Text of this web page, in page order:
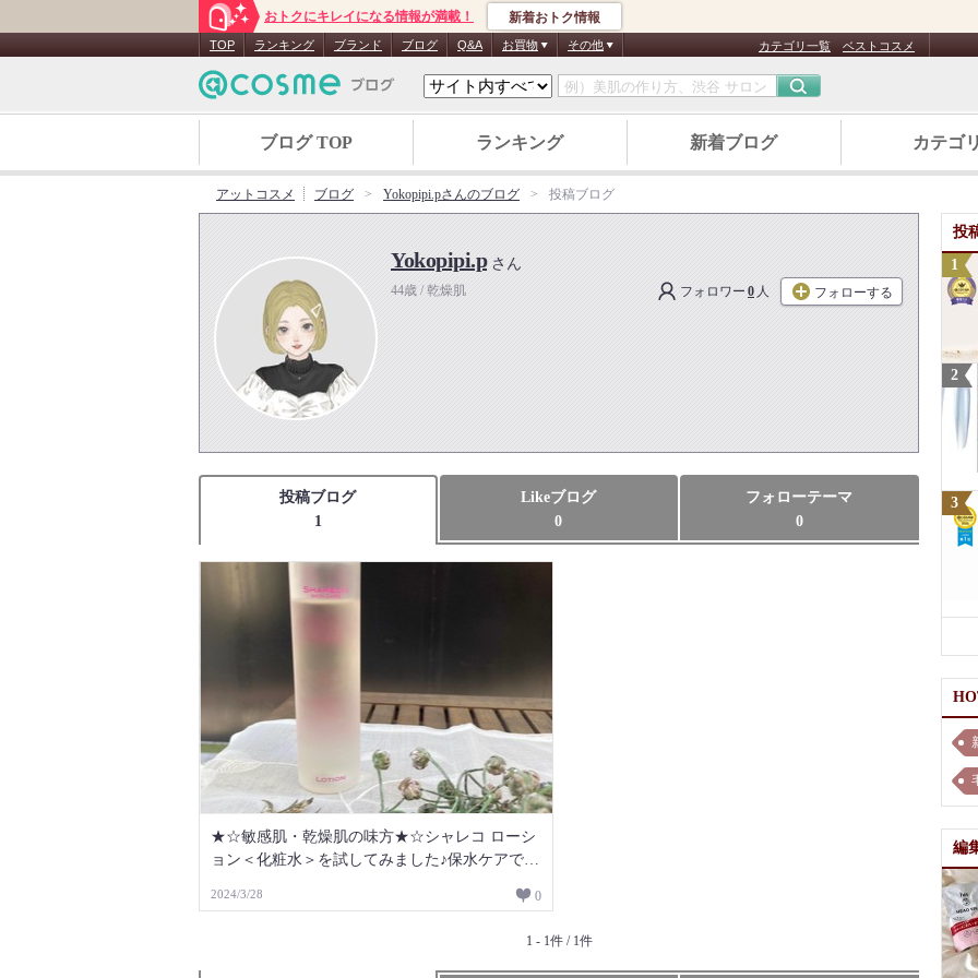
おトクにキレイになる情報が満載！ 新着おトク情報
TOP ランキング ブランド ブログ Q&A お買物 その他 カテゴリ一覧 ベストコスメ
ブログ TOP ランキング 新着ブログ カテゴ
アットコスメ ブログ Yokopipi.pさんのブログ 投稿ブログ
Yokopipi.pさん
フォロワー 0 人 フォローする
44歳 / 乾燥肌
投稿ブログ
1
Likeブログ
0
フォローテーマ
0
★☆敏感肌・乾燥肌の味方★☆シャレコ ローシ
ョン＜化粧水＞を試してみました♪保水ケアで透
2024/3/28 0
1 - 1件 / 1件
投
編